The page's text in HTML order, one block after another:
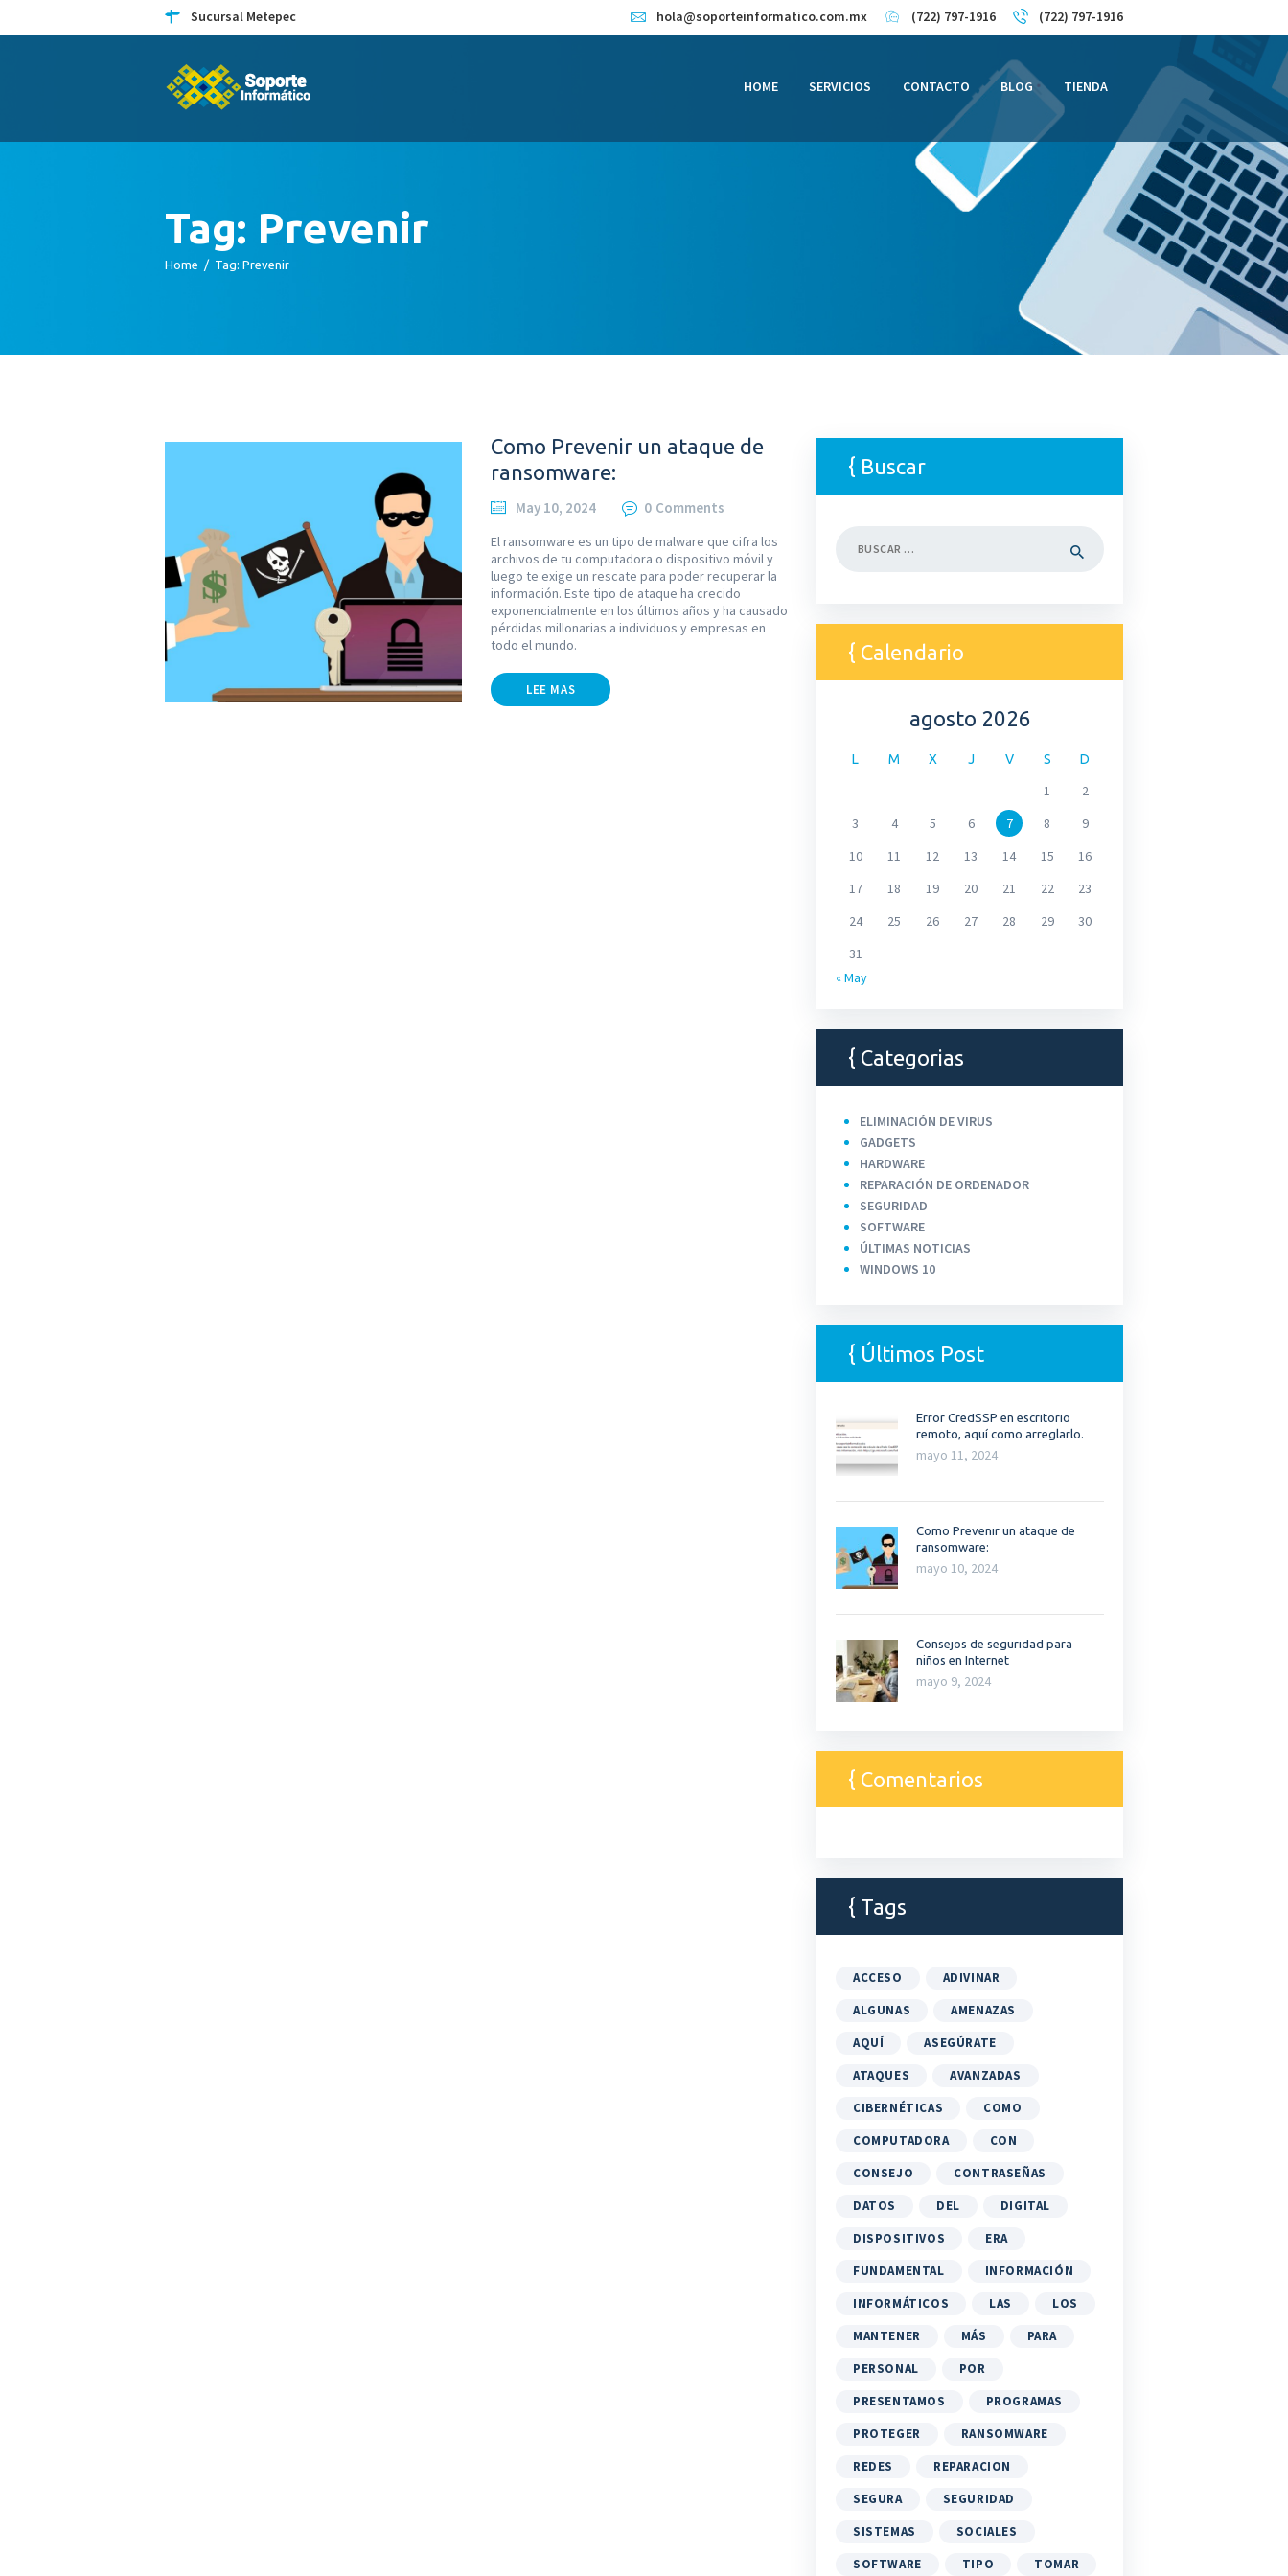
Sucursal Metepec hola@soporteinformatico.com.mx (722) 797-1916 (722) 797-1916
HOME SERVICIOS CONTACTO BLOG TIENDA
Tag: Prevenir
Home Tag: Prevenir
Como Prevenir un ataque de
ransomware:
May 10, 2024 0 Comments
El ransomware es un tipo de malware que cifra los
archivos de tu computadora o dispositivo móvil y
luego te exige un rescate para poder recuperar la
información. Este tipo de ataque ha crecido
exponencialmente en los últimos años y ha causado
pérdidas millonarias a individuos y empresas en
todo el mundo.
LEE MAS
Buscar
Calendario
agosto 2026
L M X J V S D
1
2
3
4 5 6 7 8
9
10
11 12 13 14 15
16
17
18 19 20 21 22
23
24
25 26 27 28 29
30
31
« May
Categorias
ELIMINACIÓN DE VIRUS
GADGETS
HARDWARE
REPARACIÓN DE ORDENADOR
SEGURIDAD
SOFTWARE
ÚLTIMAS NOTICIAS
WINDOWS 10
Últimos Post
Error CredSSP en escritorio
remoto, aquí como arreglarlo.
mayo 11, 2024
Como Prevenir un ataque de
ransomware:
mayo 10, 2024
Consejos de seguridad para
niños en Internet
mayo 9, 2024
Comentarios
Tags
ACCESO
ADIVINAR
ALGUNAS
AMENAZAS
AQUÍ
ASEGÚRATE
ATAQUES
AVANZADAS
CIBERNÉTICAS
COMO
COMPUTADORA
CON
CONSEJO
CONTRASEÑAS
DATOS
DEL
DIGITAL
DISPOSITIVOS
ERA
FUNDAMENTAL
INFORMACIÓN
INFORMÁTICOS
LAS
LOS
MANTENER
MÁS
PARA
PERSONAL
POR
PRESENTAMOS
PROGRAMAS
PROTEGER
RANSOMWARE
REDES
REPARACION
SEGURA
SEGURIDAD
SISTEMAS
SOCIALES
SOFTWARE
TIPO TOMAR